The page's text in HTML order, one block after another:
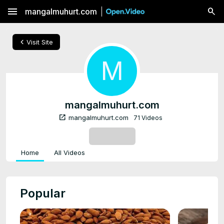
menu mangalmuhurt.com
chevron_left Visit Site
M
mangalmuhurt.com
open_in_new mangalmuhurt.com 71 Videos
Home All Videos
Popular